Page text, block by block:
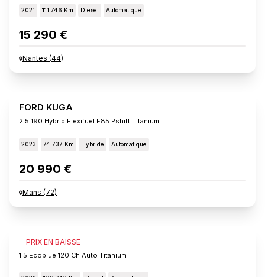
2021 111 746 Km Diesel Automatique
15 290 €
Nantes (44)
FORD KUGA
2.5 190 Hybrid Flexifuel E85 Pshift Titanium
2023 74 737 Km Hybride Automatique
20 990 €
Mans (72)
PRIX EN BAISSE
FORD KUGA
1.5 Ecoblue 120 Ch Auto Titanium